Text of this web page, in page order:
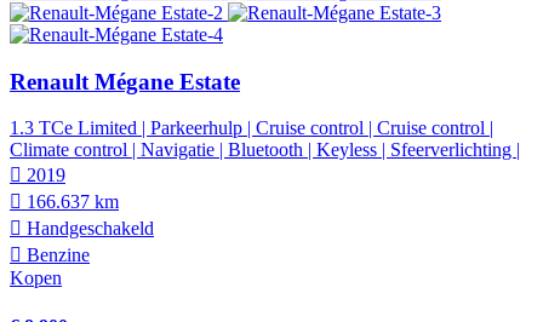
Renault Mégane Estate
1.3 TCe Limited | Parkeerhulp | Cruise control | Cruise control |
Climate control | Navigatie | Bluetooth | Keyless | Sfeerverlichting |
2019
166.637 km
Hand­geschakeld
Benzine
Kopen